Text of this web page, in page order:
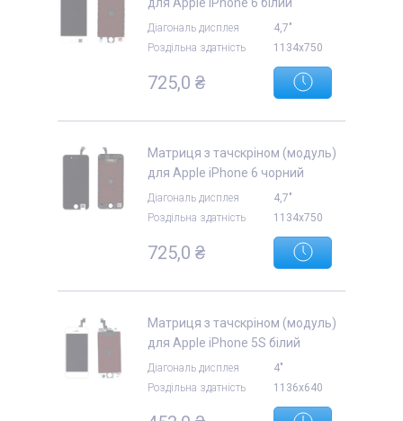
Діагональ дисплея
4,7"
Роздільна здатність
1134x750
725,0 ₴
Матриця з тачскріном (модуль)
для Apple iPhone 6 чорний
Діагональ дисплея
4,7"
Роздільна здатність
1134x750
725,0 ₴
Матриця з тачскріном (модуль)
для Apple iPhone 5S білий
Діагональ дисплея
4"
Роздільна здатність
1136x640